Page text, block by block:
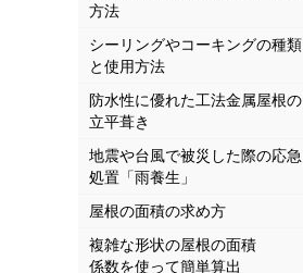
方法
シーリングやコーキングの種類
と使用方法
防水性に優れた工法金属屋根の
立平葺き
地震や台風で被災した際の応急
処置「雨養生」
屋根の面積の求め方
複雑な形状の屋根の面積
係数を使って簡単算出